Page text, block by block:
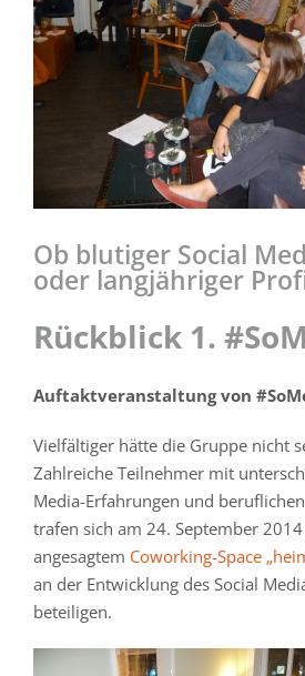
Ob blutiger Social
oder langjähriger
Rückblick 1.
Auftaktveranstaltung von
Vielfältiger hätte die Gruppe nicht
Zahlreiche Teilnehmer mit
Media-Erfahrungen und
trafen sich am 24. September
angesagtem Coworking-Space
an der Entwicklung des Social
beteiligen.